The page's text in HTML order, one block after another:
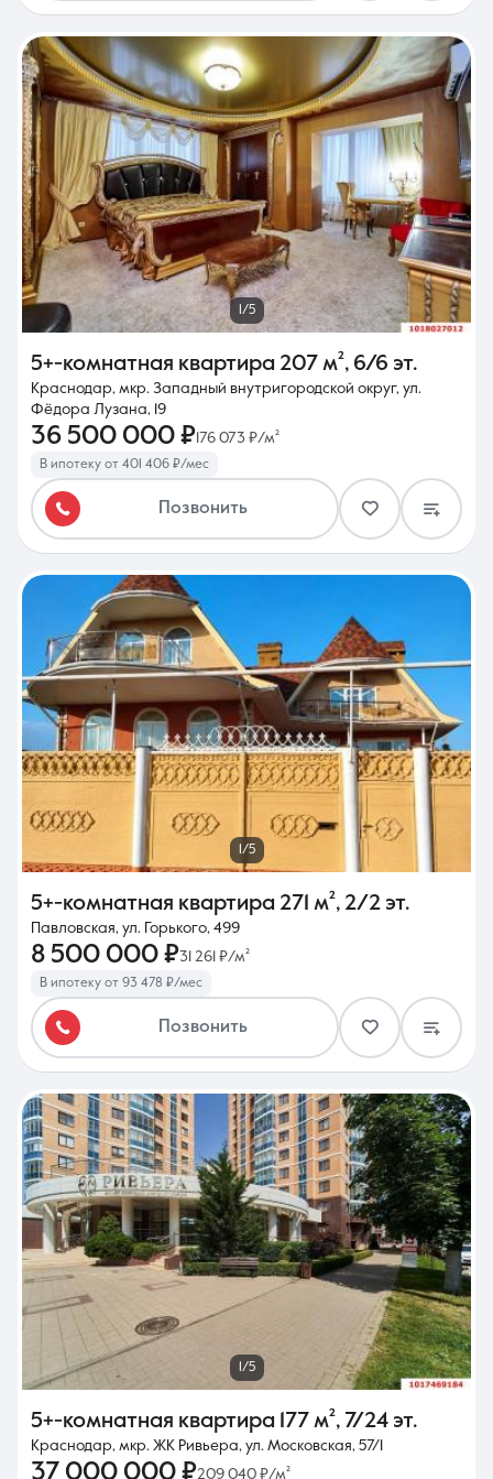
1/5
5+-комнатная квартира 207 м², 6/6 эт.
Краснодар, мкр. Западный внутригородской округ, ул.
Фёдора Лузана, 19
36 500 000 ₽ 176 073 ₽/м²
В ипотеку от 401 406 ₽/мес
Позвонить
1/5
5+-комнатная квартира 271 м², 2/2 эт.
Павловская, ул. Горького, 499
8 500 000 ₽31 261 ₽/м²
В ипотеку от 93 478 ₽/мес
Позвонить
1/5
5+-комнатная квартира 177 м², 7/24 эт.
Краснодар, мкр. ЖК Ривьера, ул. Московская, 57/1
37 000 000 ₽209 040 ₽/м²